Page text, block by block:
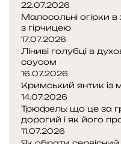
22.07.2026
Малосольні огірки
з гірчицею
17.07.2026
Ліниві голубці в
соусом
16.07.2026
Кримський янтик із
14.07.2026
Трюфель: що це за
дорогий і як його
11.07.2026